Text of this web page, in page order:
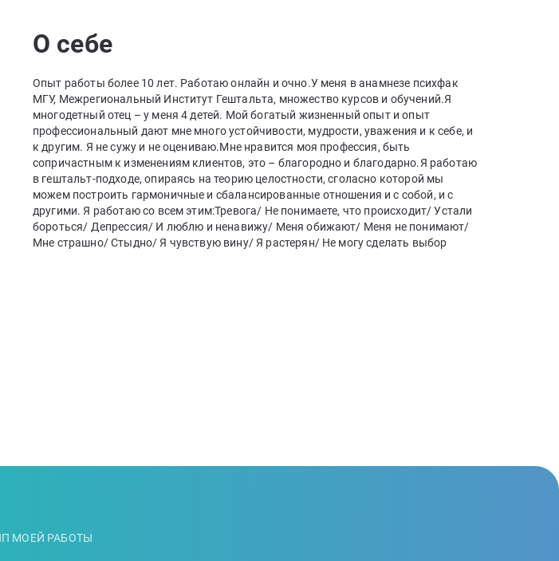
О себе
Опыт работы более 10 лет. Работаю онлайн и очно.У меня в анамнезе психфак
МГУ, Межрегиональный Институт Гештальта, множество курсов и обучений.Я
многодетный отец – у меня 4 детей. Мой богатый жизненный опыт и опыт
профессиональный дают мне много устойчивости, мудрости, уважения и к себе, и
к другим. Я не сужу и не оцениваю.Мне нравится моя профессия, быть
сопричастным к изменениям клиентов, это – благородно и благодарно.Я работаю
в гештальт-подходе, опираясь на теорию целостности, сголасно которой мы
можем построить гармоничные и сбалансированные отношения и с собой, и с
другими. Я работаю со всем этим:Тревога/ Не понимаете, что происходит/ Устали
бороться/ Депрессия/ И люблю и ненавижу/ Меня обижают/ Меня не понимают/
Мне страшно/ Стыдно/ Я чувствую вину/ Я растерян/ Не могу сделать выбор
МОЕЙ РАБОТЫ